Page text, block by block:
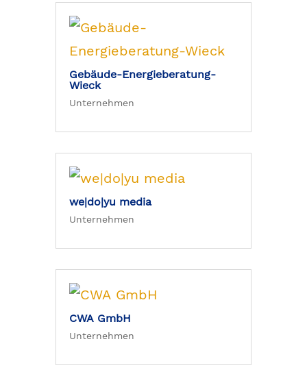
Gebäude-Energieberatung-
Wieck
Unternehmen
we|do|yu media
Unternehmen
CWA GmbH
Unternehmen